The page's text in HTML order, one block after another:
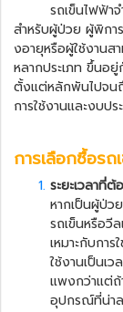
รถเข็นไฟฟ้าจำเ
สำหรับผู้ป่วย ผู้พิกา
งอายุหรือผู้ใช้งานส
หลากประเภท ขึ้นอยู่
ตั้งแต่หลักพันไปจนถึ
การใช้งานและงบป
การเลือกซื้อรถ
ระยะเวลาที่ต้
หากเป็นผู้ป่ว
รถเข็นหรือวี
เหมาะกับกา
ใช้งานเป็นเ
แพงกว่าแต่ถ้
อุปกรณ์ที่น่า